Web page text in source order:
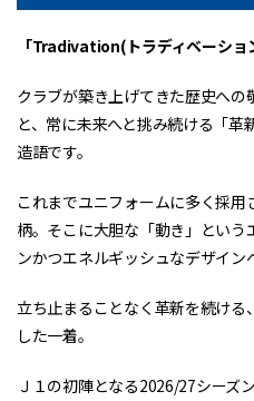
「Tradivation(トラディベーショ
クラブが築き上げてきた歴史へ
と、常に未来へと挑み続ける「
造語です。
これまでユニフォームに多く採
柄。そこに大胆な「動き」とい
ンかつエネルギッシュなデザイン
立ち止まることなく革新を続け
した一着。
Ｊ１の初陣となる2026/27シーズ